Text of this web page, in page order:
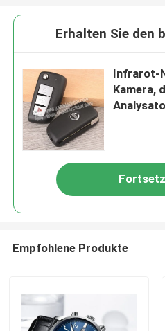
Erhalten Sie den
Infrarot-
Kamera,
Empfohlene Produkte